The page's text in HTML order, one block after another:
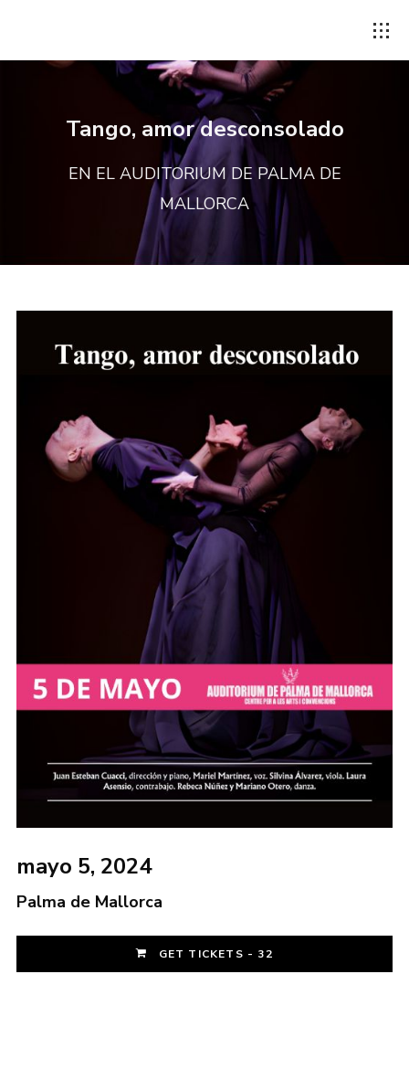
Tango, amor desconsolado
EN EL AUDITORIUM DE PALMA DE
MALLORCA
mayo 5, 2024
Palma de Mallorca
GET TICKETS - 32